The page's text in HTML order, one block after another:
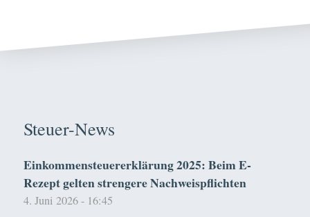
Steuer-News
Einkommensteuererklärung 2025: Beim E-
Rezept gelten strengere Nachweispflichten
4. Juni 2026 - 16:45